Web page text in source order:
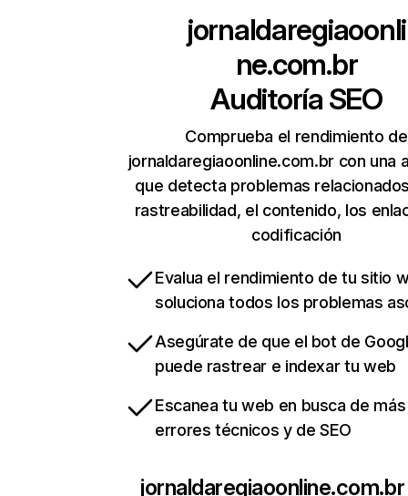
jornaldaregiaoonli
ne.com.br
Auditoría SEO
Comprueba el rendimiento de
jornaldaregiaoonline.com.br con una
que detecta problemas
rastreabilidad, el contenido, los
codificación
Evalua el rendimiento de tu sitio
soluciona todos los problemas
Asegúrate de que el bot de
puede rastrear e indexar tu web
Escanea tu web en busca de
errores técnicos y de SEO
jornaldaregiaoonline.com.br